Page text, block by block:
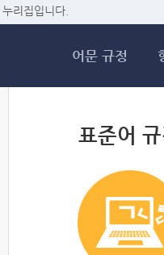
리집입니다.
어문 규정
표준어 규